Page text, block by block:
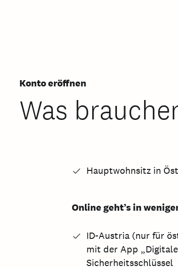
Konto eröffnen
Was
Hauptwohnsitz in
Online geht’s in
ID-Austria (nur für
mit der App
Sicherheitsschlüssel